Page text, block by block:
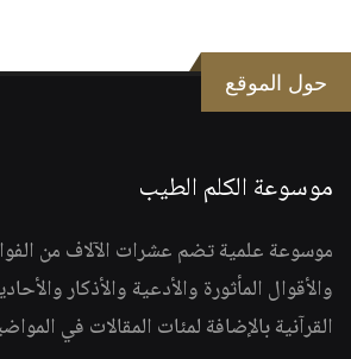
حول الموقع
موسوعة الكلم الطيب
موسوعة علمية تضم عشرات الآلاف من
والأقوال المأثورة والأدعية والأذكار
القرآنية بالإضافة لمئات المقالات في